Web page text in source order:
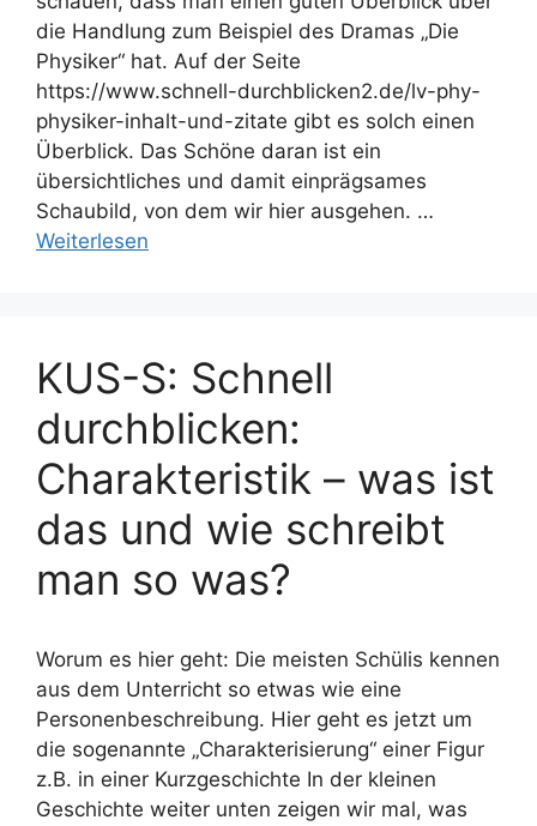
die Handlung zum Beispiel des Dramas „Die
Physiker“ hat. Auf der Seite
https://www.schnell-durchblicken2.de/lv-phy-
physiker-inhalt-und-zitate gibt es solch einen
Überblick. Das Schöne daran ist ein
übersichtliches und damit einprägsames
Schaubild, von dem wir hier ausgehen. …
Weiterlesen
KUS-S: Schnell
durchblicken:
Charakteristik – was ist
das und wie schreibt
man so was?
Worum es hier geht: Die meisten Schülis kennen
aus dem Unterricht so etwas wie eine
Personenbeschreibung. Hier geht es jetzt um
die sogenannte „Charakterisierung“ einer Figur
z.B. in einer Kurzgeschichte In der kleinen
Geschichte weiter unten zeigen wir mal, was